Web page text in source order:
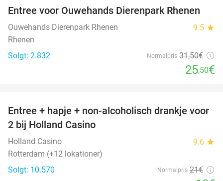
19%
Entree voor Ouwehands Dierenpark Rhenen
Ouwehands Dierenpark Rhenen 9.5 star
Rhenen
Solgt: 2.832
Normalpris 31,50€
25,50€
52%
Entree + hapje + non-alcoholisch drankje voor
2 bij Holland Casino
Holland Casino 9.6 star
Rotterdam (+12 lokationer)
Solgt: 10.570
Normalpris 21€